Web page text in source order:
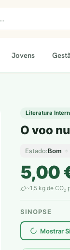
Jovens
Literatura
O voo
Estado:Bom
5,00
~1,5 kg de CO2
SINOPSE
Mostrar
plantar